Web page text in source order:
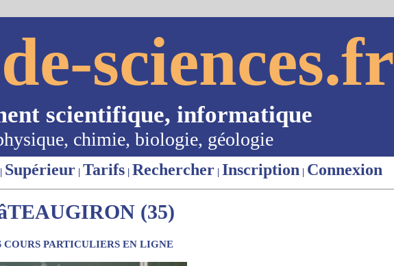
sciences.fr
scientifique, informatique
chimie, biologie, géologie
| Supérieur | Tarifs | Rechercher | Inscription | Connexion
(35)
COURS PARTICULIERS EN LIGNE